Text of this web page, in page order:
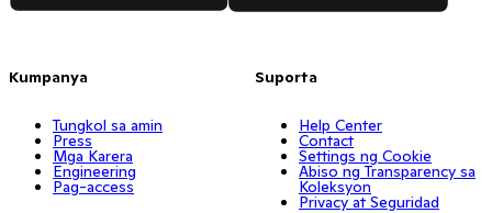
Kumpanya
Tungkol sa amin
Press
Mga Karera
Engineering
Pag-access
Suporta
Help Center
Contact
Settings ng Cookie
Abiso ng Transparency sa
Koleksyon
Privacy at Seguridad